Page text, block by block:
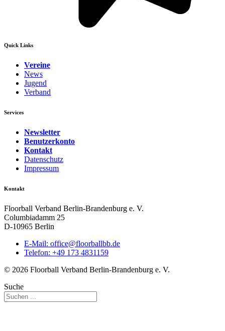
Quick Links
Vereine
News
Jugend
Verband
Services
Newsletter
Benutzerkonto
Kontakt
Datenschutz
Impressum
Kontakt
Floorball Verband Berlin-Brandenburg e. V.
Columbiadamm 25
D-10965 Berlin
E-Mail: ed.bbllabroolf@eciffo
Telefon: +49 173 4831159
© 2026 Floorball Verband Berlin-Brandenburg e. V.
Suche